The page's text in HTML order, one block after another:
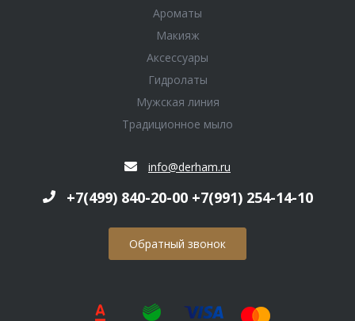
Ароматы
Макияж
Аксессуары
Гидролаты
Мужская линия
Традиционное мыло
info@derham.ru
+7(499) 840-20-00 +7(991) 254-14-10
Обратный звонок